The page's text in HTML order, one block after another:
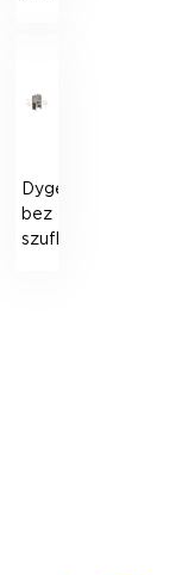
Dygestorium
bez
szuflady